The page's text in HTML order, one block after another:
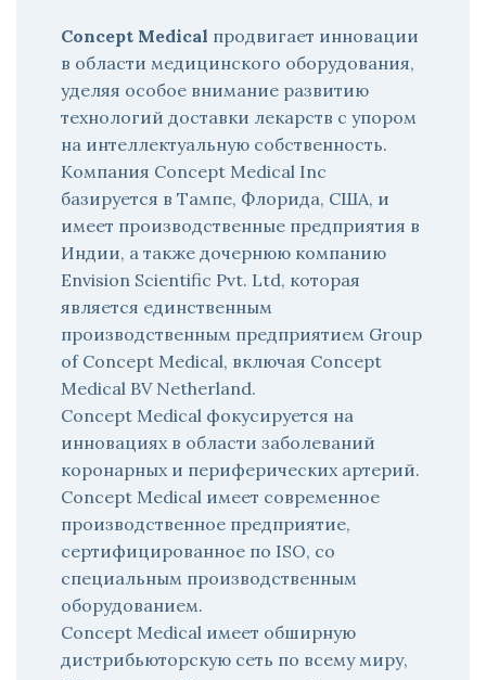
Concept Medical продвигает инновации
в области медицинского оборудования,
уделяя особое внимание развитию
технологий доставки лекарств с упором
на интеллектуальную собственность.
Компания Concept Medical Inc
базируется в Тампе, Флорида, США, и
имеет производственные предприятия в
Индии, а также дочернюю компанию
Envision Scientific Pvt. Ltd, которая
является единственным
производственным предприятием Group
of Concept Medical, включая Concept
Medical BV Netherland.
Concept Medical фокусируется на
инновациях в области заболеваний
коронарных и периферических артерий.
Concept Medical имеет современное
производственное предприятие,
сертифицированное по ISO, со
специальным производственным
оборудованием.
Concept Medical имеет обширную
дистрибьюторскую сеть по всему миру,